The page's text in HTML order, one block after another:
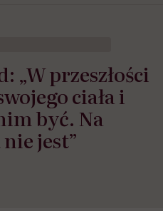
„W przeszłości
ciała i
być. Na
jest”